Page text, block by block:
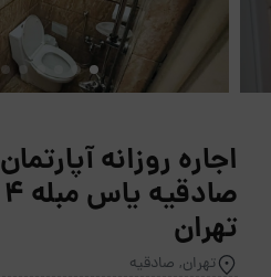
اجاره روزانه آپارتمان
تهران
تهران, صادقیه